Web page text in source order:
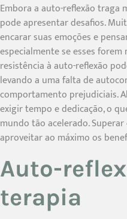
Embora a auto-reflexão traga
pode apresentar desafios.
encarar suas emoções e
especialmente se esses
resistência à auto-reflexão
levando a uma falta de
comportamento prejudiciais.
exigir tempo e dedicação, o
mundo tão acelerado.
aproveitar ao máximo os
Auto-
terapia